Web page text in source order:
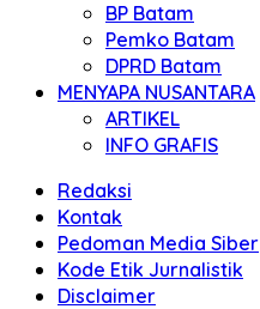
BP Batam
Pemko Batam
DPRD Batam
MENYAPA NUSANTARA
ARTIKEL
INFO GRAFIS
Redaksi
Kontak
Pedoman Media Siber
Kode Etik Jurnalistik
Disclaimer